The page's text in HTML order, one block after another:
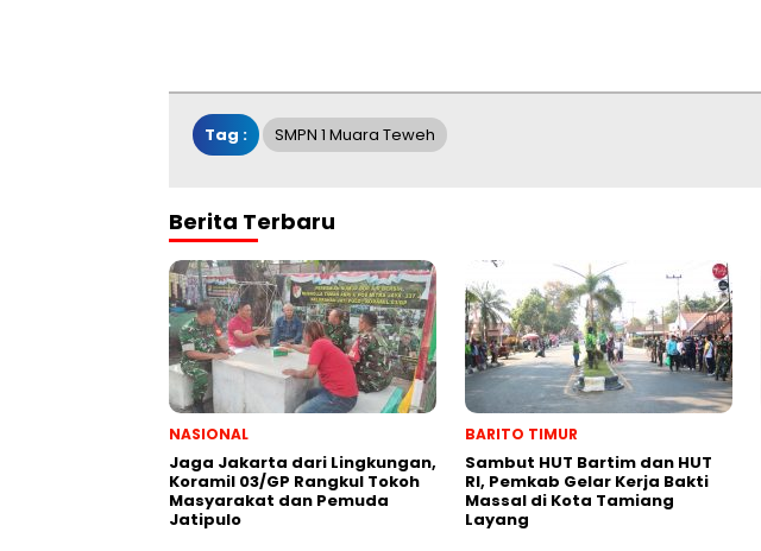
Tag : SMPN 1 Muara Teweh
Berita Terbaru
NASIONAL
Jaga Jakarta dari Lingkungan,
Koramil 03/GP Rangkul Tokoh
Masyarakat dan Pemuda
Jatipulo
BARITO TIMUR
Sambut HUT Bartim dan HUT
RI, Pemkab Gelar Kerja Bakti
Massal di Kota Tamiang
Layang